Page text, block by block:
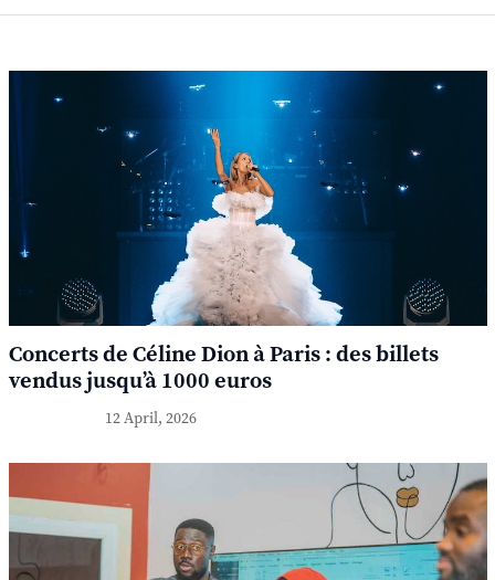
Concerts de Céline Dion à Paris : des billets
vendus jusqu’à 1000 euros
12 April, 2026